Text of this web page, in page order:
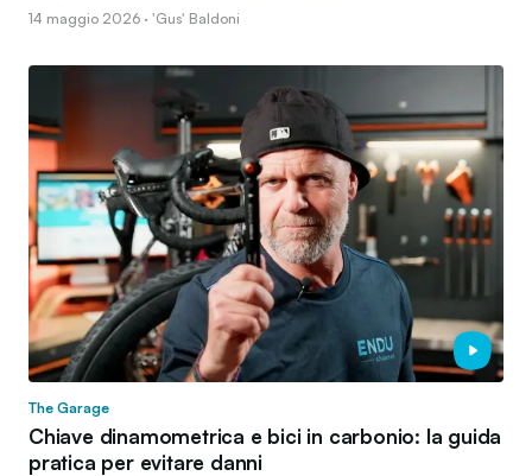
14 maggio 2026 · 'Gus' Baldoni
The Garage
Chiave dinamometrica e bici in carbonio: la guida
pratica per evitare danni